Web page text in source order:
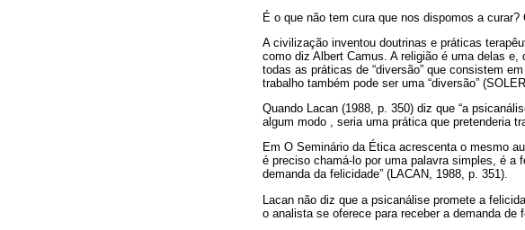
É o que não tem cura que nos dispomos a
A civilização inventou doutrinas e práticas
como diz Albert Camus. A religião é uma delas
todas as práticas de “diversão” que consistem
trabalho também pode ser uma “diversão”
Quando Lacan (1988, p. 350) diz que “a
algum modo , seria uma prática que pretenderia
Em O Seminário da Ética acrescenta o mesmo
é preciso chamá-lo por uma palavra simples, é a
demanda da felicidade” (LACAN, 1988, p. 351).
Lacan não diz que a psicanálise promete a
o analista se oferece para receber a demanda de